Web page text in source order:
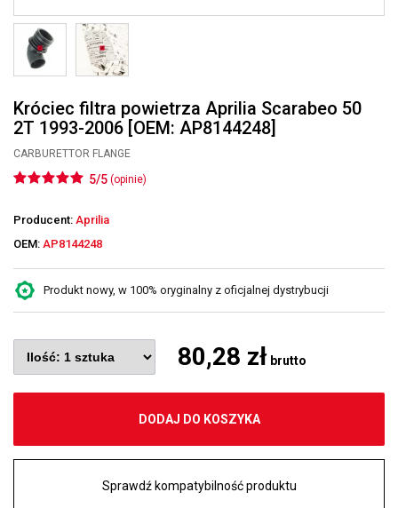
Króciec filtra powietrza Aprilia Scarabeo 50
2T 1993-2006 [OEM: AP8144248]
CARBURETTOR FLANGE
5/5 (opinie)
Producent: Aprilia
OEM: AP8144248
Produkt nowy, w 100% oryginalny z oficjalnej dystrybucji
80,28 zł brutto
DODAJ DO KOSZYKA
Sprawdź kompatybilność produktu